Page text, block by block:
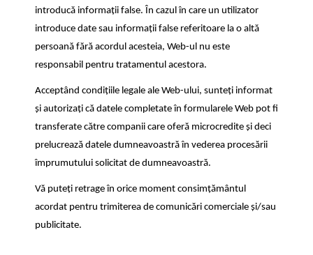
introducă informații false. În cazul în care un utilizator
introduce date sau informații false referitoare la o altă
persoană fără acordul acesteia, Web-ul nu este
responsabil pentru tratamentul acestora.
Acceptând condițiile legale ale Web-ului, sunteți informat
și autorizați că datele completate în formularele Web pot fi
transferate către companii care oferă microcredite și deci
prelucrează datele dumneavoastră în vederea procesării
împrumutului solicitat de dumneavoastră.
Vă puteți retrage în orice moment consimțământul
acordat pentru trimiterea de comunicări comerciale și/sau
publicitate.